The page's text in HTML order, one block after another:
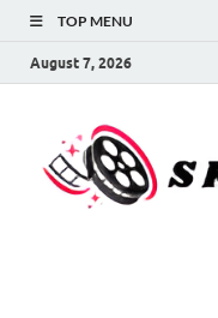
TOP MENU
August 7, 2026